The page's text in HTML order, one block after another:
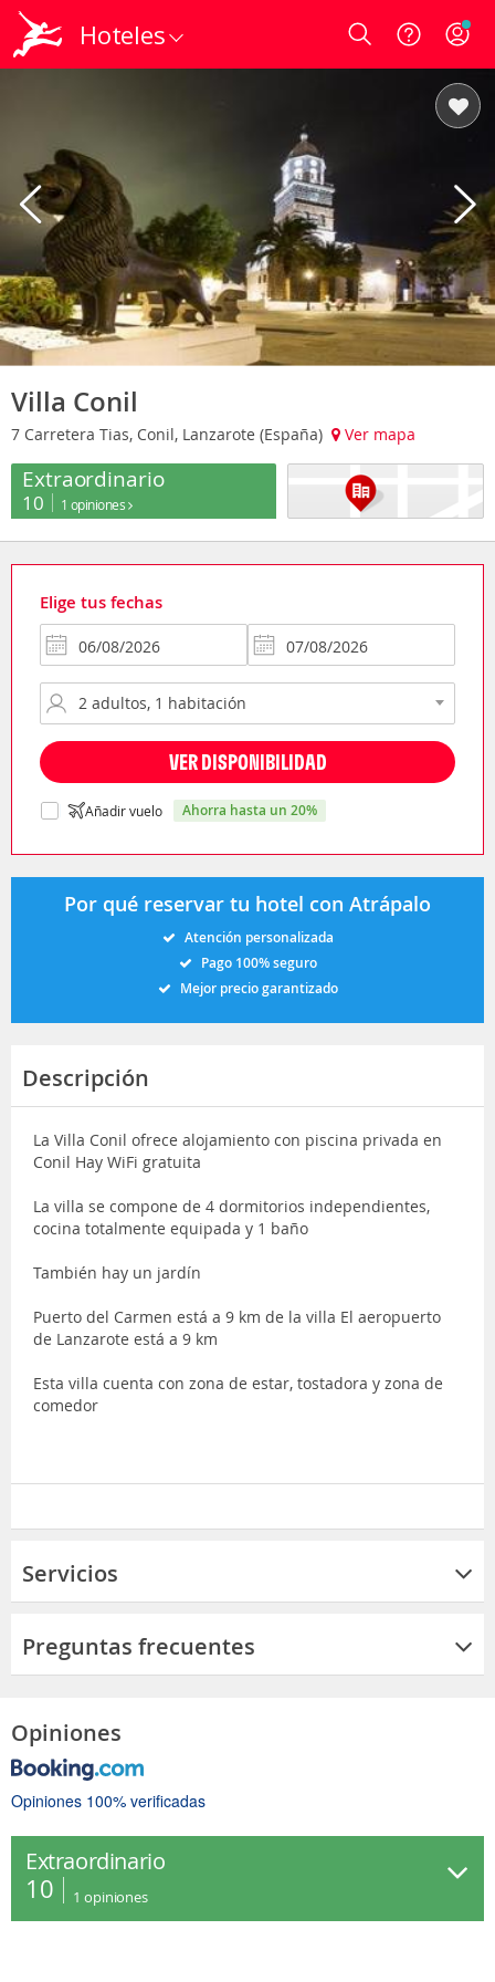
Hoteles Login
Villa Conil
7 Carretera Tias, Conil, Lanzarote (España) Ver mapa
Extraordinario
10 1 opiniones
Elige tus fechas
VER DISPONIBILIDAD
Añadir vuelo ahorra hasta un 20%
Por qué reservar tu hotel con Atrápalo
Atención personalizada
Pago 100% seguro
Mejor precio garantizado
Descripción
La Villa Conil ofrece alojamiento con piscina privada en
Conil Hay WiFi gratuita
La villa se compone de 4 dormitorios independientes,
cocina totalmente equipada y 1 baño
También hay un jardín
Puerto del Carmen está a 9 km de la villa El aeropuerto
de Lanzarote está a 9 km
Esta villa cuenta con zona de estar, tostadora y zona de
comedor
Servicios
Preguntas frecuentes
Opiniones
Opiniones 100% verificadas
Extraordinario
10 1 opiniones